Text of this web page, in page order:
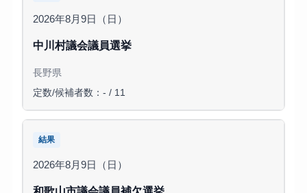
2026年8月9日（日）
中川村議会議員選挙
長野県
定数/候補者数：- / 11
結果
2026年8月9日（日）